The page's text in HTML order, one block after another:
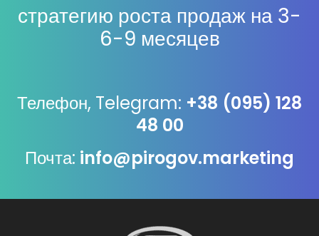
стратегию роста продаж на 3-
6-9 месяцев
Телефон, Telegram: +38 (095) 128
48 00
Почта: info@pirogov.marketing